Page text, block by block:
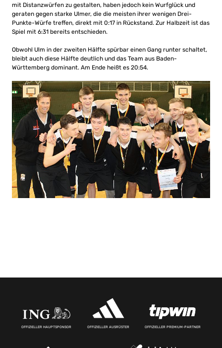
mit Distanzwürfen zu gestalten, haben jedoch kein Wurfglück und
geraten gegen starke Ulmer, die die meisten ihrer wenigen Drei-
Punkte-Würfe treffen, direkt mit 0:17 in Rückstand. Zur Halbzeit ist das
Spiel mit 6:31 bereits entschieden.
Obwohl Ulm in der zweiten Hälfte spürbar einen Gang runter schaltet,
bleibt auch diese Hälfte deutlich und das Team aus Baden-
Württemberg dominant. Am Ende heißt es 20:54.
OFFIZIELLER HAUPTSPONSOR OFFIZIELLER AUSRÜSTER OFFIZIELLER PREMIUM-PARTNER